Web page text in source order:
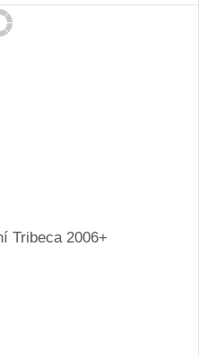
Tribeca 2006+